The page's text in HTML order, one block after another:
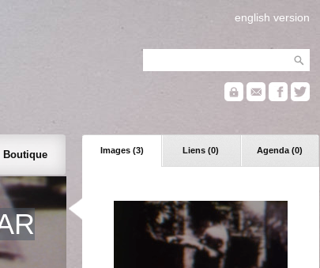
english version
Images (3) Liens (0) Agenda (0)
Boutique